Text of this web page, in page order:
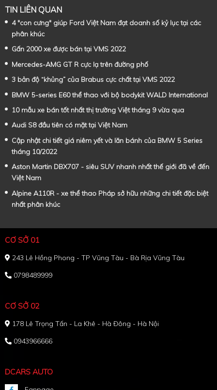
TIN LIÊN QUAN
4 "con cưng" giúp Ford Việt Nam đạt doanh số kỷ lục tại các
phân khúc
Gấn 2000 xe được bán tại VMS 2022
Mercedes-AMG GT R cực lạ trên đường phố
3 bản độ “khủng” của Brabus cực chất tại VMS 2022
BMW 5-series E60 thể thao với bộ bodykit WALD International
10 mẫu xe bán tốt nhất thị trường Việt tháng 9 vừa qua
Audi S8 đầu tiên có mặt tại Việt Nam
Cập nhật chi tiết giá niêm yết và lăn bánh của BMW 5 Series
tháng 10/2022
Aston Martin DBX707 - siêu SUV nhanh nhất thế giới đã về đến
Việt Nam
Alpine A110R - xe thể thao Pháp sở hữu những chi tiết đặc biệt
nhất phân khúc
CƠ SỞ 01
243 Lê Hồng Phong - TP Vũng Tàu - Bà Rịa Vũng Tàu
0798489999
CƠ SỞ 02
178 Lê Trọng Tấn - La Khê - Hà Đông - Hà Nội
0943966666
DCARS AUTO